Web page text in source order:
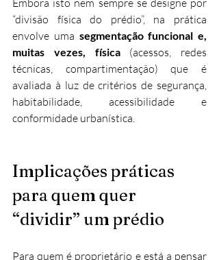
Embora isto nem sempre se designe por
“divisão física do prédio”, na prática
envolve uma segmentação funcional e,
muitas vezes, física (acessos, redes
técnicas, compartimentação) que é
avaliada à luz de critérios de segurança,
habitabilidade, acessibilidade e
conformidade urbanística.
Implicações práticas
para quem quer
“dividir” um prédio
Para quem é proprietário e está a pensar